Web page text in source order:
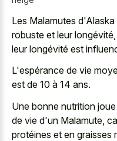
Les Malamutes
robuste et leur
leur longévité est
L'espérance de vie
est de 10 à 14 ans.
Une bonne nutrition
de vie d'un Malamute,
protéines et en graisses